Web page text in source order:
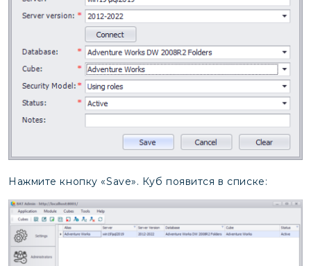
Нажмите кнопку «Save». Куб появится в списке: